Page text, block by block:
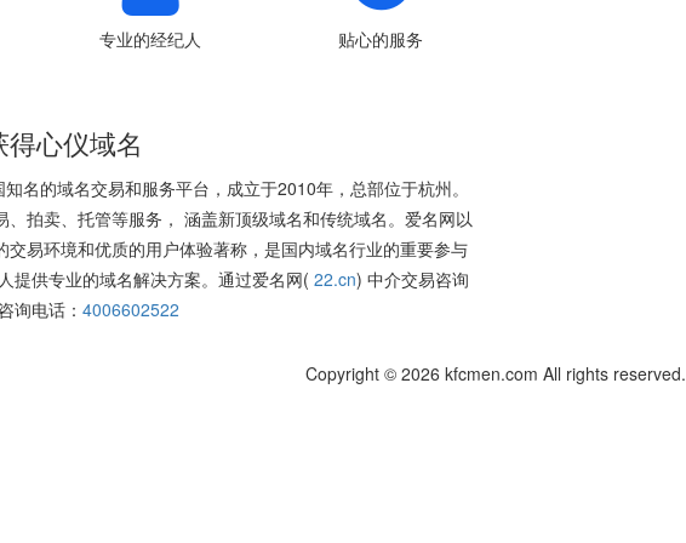
专业的经纪人 贴心的服务
心仪域名
知名的域名交易和服务平台，成立于2010年，总部位于杭州。
、拍卖、托管等服务， 涵盖新顶级域名和传统域名。爱名网以
交易环境和优质的用户体验著称，是国内域名行业的重要参与
提供专业的域名解决方案。通过爱名网( 22.cn) 中介交易咨询
咨询电话： 4006602522
Copyright © 2026 kfcmen.com All rights reserved.